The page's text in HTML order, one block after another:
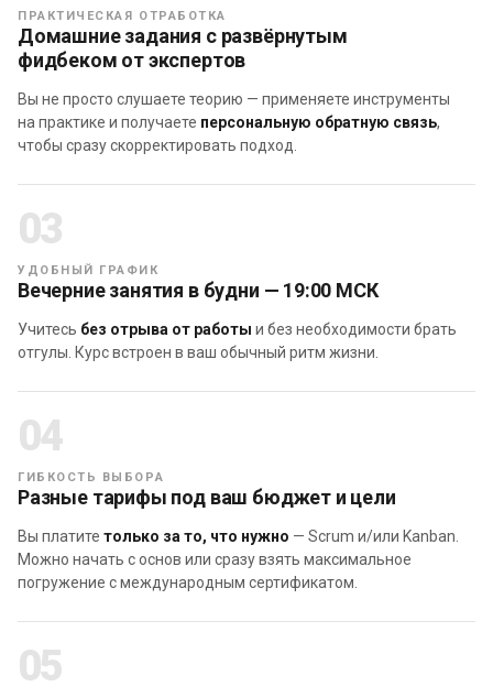
ПРАКТИЧЕСКАЯ ОТРАБОТКА
Домашние задания с развёрнутым
фидбеком от экспертов
Вы не просто слушаете теорию — применяете инструменты
на практике и получаете персональную обратную связь,
чтобы сразу скорректировать подход.
03
УДОБНЫЙ ГРАФИК
Вечерние занятия в будни — 19:00 МСК
Учитесь без отрыва от работы и без необходимости брать
отгулы. Курс встроен в ваш обычный ритм жизни.
04
ГИБКОСТЬ ВЫБОРА
Разные тарифы под ваш бюджет и цели
Вы платите только за то, что нужно — Scrum и/или Kanban.
Можно начать с основ или сразу взять максимальное
погружение с международным сертификатом.
05
1. Получены системные знания по Agile,
Scrum и Kanban, получено понимание:
— Модели Киневин
— Способов создания ценности
— Истории создания, ценностей и принципов
Agile манифеста